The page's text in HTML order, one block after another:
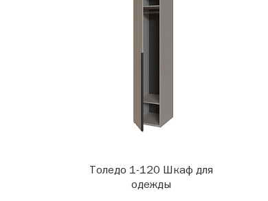
Толедо 1-120 Шкаф для
одежды